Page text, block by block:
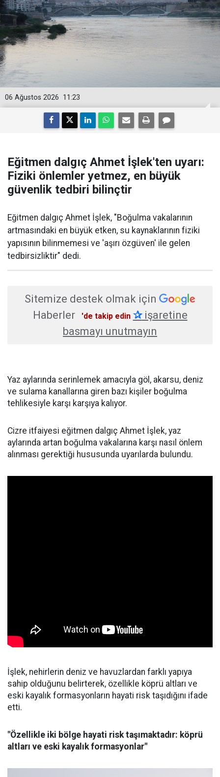
11:23
06 Ağustos 2026
Eğitmen dalgıç Ahmet İşlek'ten uyarı:
Fiziki önlemler yetmez, en büyük
güvenlik tedbiri bilinçtir
Eğitmen dalgıç Ahmet İşlek, "Boğulma vakalarının
artmasındaki en büyük etken, su kaynaklarının fiziki
yapısının bilinmemesi ve 'aşırı özgüven' ile gelen
tedbirsizliktir" dedi.
Sitemize destek olmak için
Haberler
'de takip edin ✰işaretine
basmayı unutmayın
Yaz aylarında serinlemek amacıyla göl, akarsu, deniz
ve sulama kanallarına giren bazı kişiler boğulma
tehlikesiyle karşı karşıya kalıyor.
Cizre itfaiyesi eğitmen dalgıç Ahmet İşlek, yaz
aylarında artan boğulma vakalarına karşı nasıl önlem
alınması gerektiği hususunda uyarılarda bulundu.
İşlek, nehirlerin deniz ve havuzlardan farklı yapıya
sahip olduğunu belirterek, özellikle köprü altları ve
eski kayalık formasyonların hayati risk taşıdığını ifade
etti.
"Özellikle iki bölge hayati risk taşımaktadır: köprü
altları ve eski kayalık formasyonlar"